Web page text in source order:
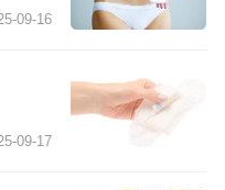
09-16
09-17